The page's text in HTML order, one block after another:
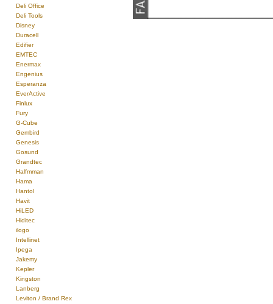
Deli Office
Deli Tools
Disney
Duracell
Edifier
EMTEC
Enermax
Engenius
Esperanza
EverActive
Finlux
Fury
G-Cube
Gembird
Genesis
Gosund
Grandtec
Halfmman
Hama
Hantol
Havit
HiLED
Hiditec
ilogo
Intellinet
Ipega
Jakemy
Kepler
Kingston
Lanberg
Leviton / Brand Rex